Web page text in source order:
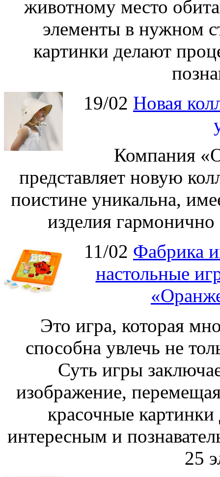
животному место
элементы в нужном
картинки делают
19/02 Новая
Компания
представляет новую
поистине уникальна,
изделия
11/02 Фабрика
настольные
Это игра, которая
способна увлечь не
Суть игры
изображение,
красочные
интересным и
25